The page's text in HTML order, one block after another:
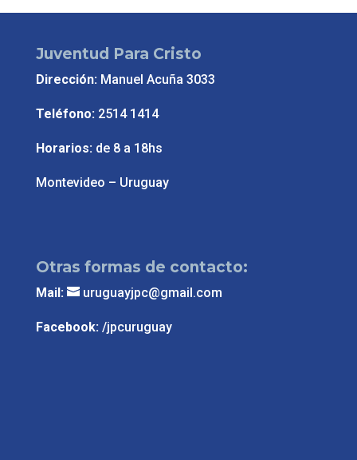
Juventud Para Cristo
Dirección: Manuel Acuña 3033
Teléfono:2514 1414
Horarios:de 8 a 18hs
Montevideo – Uruguay
Otras formas de contacto:
Mail: uruguayjpc@gmail.com
Facebook: /jpcuruguay